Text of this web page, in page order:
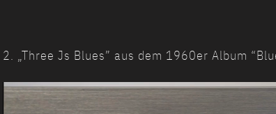
2. „Three Js Blues” aus dem 1960er Album
Video-
Player